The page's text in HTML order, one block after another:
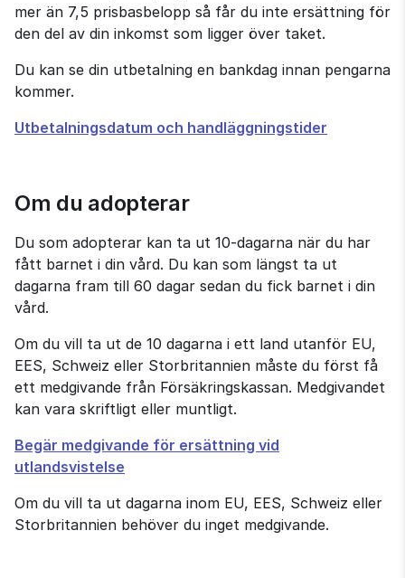
mer än 7,5 prisbasbelopp så får du inte ersättning för
den del av din inkomst som ligger över taket.
Du kan se din utbetalning en bankdag innan pengarna
kommer.
Utbetalningsdatum och handläggningstider
Om du adopterar
Du som adopterar kan ta ut 10-dagarna när du har
fått barnet i din vård. Du kan som längst ta ut
dagarna fram till 60 dagar sedan du fick barnet i din
vård.
Om du vill ta ut de 10 dagarna i ett land utanför EU,
EES, Schweiz eller Storbritannien måste du först få
ett medgivande från Försäkringskassan. Medgivandet
kan vara skriftligt eller muntligt.
Begär medgivande för ersättning vid
utlandsvistelse
Till
e-
Om du vill ta ut dagarna inom EU, EES, Schweiz eller
Storbritannien behöver du inget medgivande.